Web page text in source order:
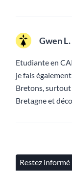
Gwen L.
Etudiante en
je fais
Bretons, surtout
Bretagne et
Restez informé